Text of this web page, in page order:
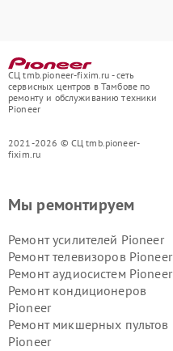
СЦ tmb.pioneer-fixim.ru - сеть
сервисных центров в Тамбове по
ремонту и обслуживанию техники
Pioneer
2021-2026 © СЦ tmb.pioneer-
fixim.ru
Мы ремонтируем
Ремонт усилителей Pioneer
Ремонт телевизоров Pioneer
Ремонт аудиосистем Pioneer
Ремонт кондиционеров
Pioneer
Ремонт микшерных пультов
Pioneer